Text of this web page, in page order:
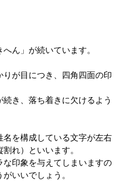
ん」が続いています。
が目につき、四角四面の印
き、落ち着きに欠けるよう
を構成している文字が左右
れ）といいます。
印象を与えてしまいますの
いいでしょう。